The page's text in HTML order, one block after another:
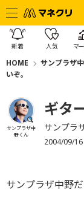
新着 人気 マ
HOME サンプラザ
いぞ。
サンプラザ中
野くん
ギタ
サンプラ
2004/09/16
サンプラザ中野だ